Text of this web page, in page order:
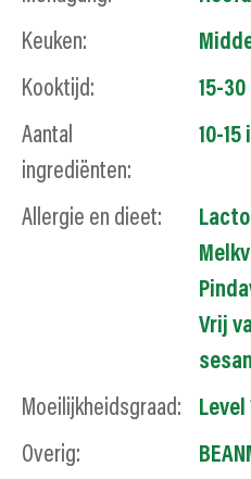
Keuken:
Kooktijd:
15-
Aantal
ingrediënten:
10-
Allergie en dieet:
Vrij
Moeilijkheidsgraad:
Level
Overig: